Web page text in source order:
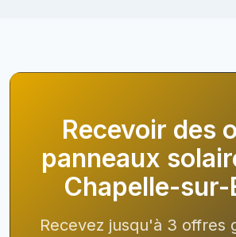
Recevoir des
panneaux
Chapelle-sur-
Recevez jusqu'à 3 offres